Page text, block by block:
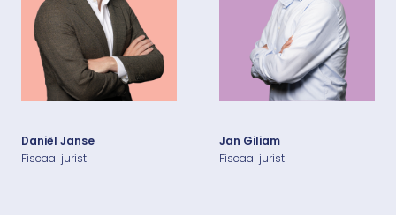
Daniël Janse
Fiscaal jurist
Jan Giliam
Fiscaal jurist